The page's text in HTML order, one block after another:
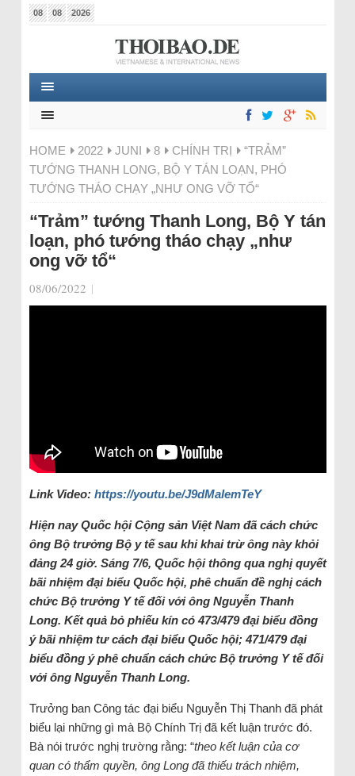
08 08 2026
HOME 2022 JUNI 8 CHÍNH TRỊ
“TRẢM”
TƯỚNG THANH LONG, BỘ Y TÁN LOẠN, PHÓ
TƯỚNG THÁO CHẠY „NHƯ ONG VỠ TỔ“
“Trảm” tướng Thanh Long, Bộ Y tán
loạn, phó tướng tháo chạy „như
ong vỡ tổ“
08/06/2022 |
Link Video: https://youtu.be/J9dMaIemTeY
Hiệnnay Quốc hội Cộng sản Việt Nam đã cách chức
ông Bộ trưởng Bộ y tế sau khi khai trừ ông này khỏi
đảng 24 giờ. Sáng 7/6, Quốc hội thông qua nghị quyết
bãi nhiệm đại biểu Quốc hội, phê chuẩn đề nghị cách
chức Bộ trưởng Y tế đối với ông Nguyễn Thanh
Long. Kết quả bỏ phiếu kín có 473/479 đại biểu đồng
ý bãi nhiệm tư cách đại biểu Quốc hội; 471/479 đại
biểu đồng ý phê chuẩn cách chức Bộ trưởng Y tế đối
với ông Nguyễn Thanh Long.
Trưởng ban Công tác đại biểu Nguyễn Thị Thanh đã phát
biểu lại những gì mà Bộ Chính Trị đã kết luận trước đó.
Bà nói trước nghị trường rằng: “theo kết luận của cơ
quan có thẩm quyền, ông Long đã thiếu trách nhiệm,